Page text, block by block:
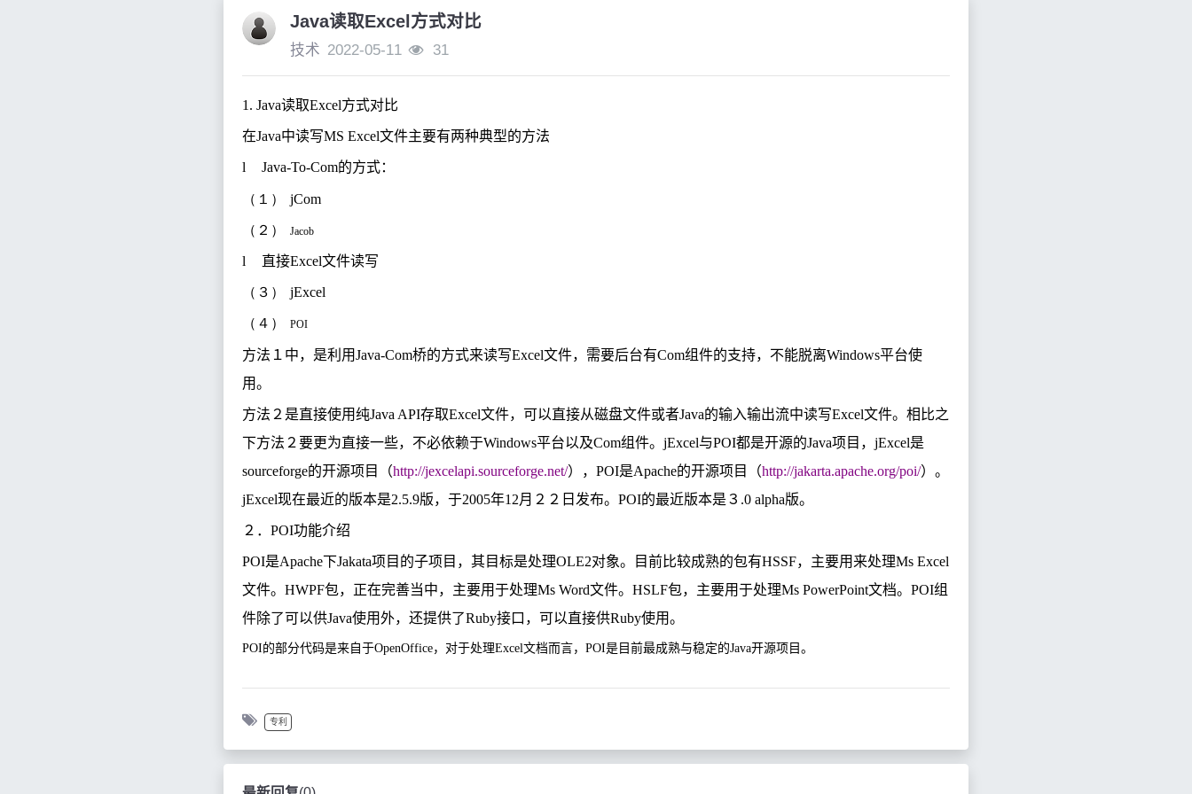
Java读取Excel方式对比
技术 2022-05-11 31
1. Java读取Excel方式对比
在Java中读写MS Excel文件主要有两种典型的方法
l Java-To-Com的方式：
（１） jCom
（２） Jacob
l 直接Excel文件读写
（３） jExcel
（４） POI
方法１中，是利用Java-Com桥的方式来读写Excel文件，需要后台有Com组件的支持，不能脱离Windows平台使
用。
方法２是直接使用纯Java API存取Excel文件，可以直接从磁盘文件或者Java的输入输出流中读写Excel文件。相比之
下方法２要更为直接一些，不必依赖于Windows平台以及Com组件。 jExcel与POI都是开源的Java项目， jExcel是
sourceforge的开源项目（http://jexcelapi.sourceforge.net/）， POI是Apache的开源项目（http://jakarta.apache.org/poi/）。
jExcel现在最近的版本是2.5.9版，于2005年12月２２日发布。 POI的最近版本是３ .0 alpha版。
２． POI功能介绍
POI是Apache下Jakata项目的子项目，其目标是处理OLE2对象。目前比较成熟的包有HSSF，主要用来处理Ms Excel
文件。 HWPF包，正在完善当中，主要用于处理Ms Word文件。 HSLF包，主要用于处理Ms PowerPoint文档。 POI组
件除了可以供Java使用外，还提供了Ruby接口，可以直接供Ruby使用。
POI的部分代码是来自于OpenOffice，对于处理Excel文档而言， POI是目前最成熟与稳定的Java开源项目。
专利